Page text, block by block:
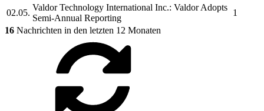
02.05.
Valdor Technology International Inc.: ValdorAdopts
Semi-Annual Reporting
1
16 Nachrichten in den letzten 12 Monaten